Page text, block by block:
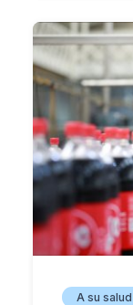
A su salud